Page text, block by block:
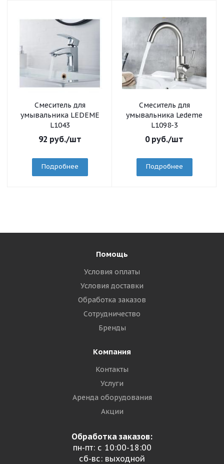
Смеситель для
умывальника LEDEME
L1043
92 руб./шт
Подробнее
Смеситель для
умывальника Ledeme
L1098-3
0руб./шт
Подробнее
Помощь
Условия оплаты
Условия доставки
Обработка заказов
Сотрудничество
Бренды
Компания
Контакты
Услуги
Аренда оборудования
Акции
Обработка заказов:
пн-пт: с 10:00-18:00
сб-вс: выходной